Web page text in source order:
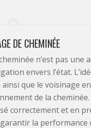
DE CHEMINÉE
n’est pas une
envers l’état.
que le voisinage
de la
correctement et en
la performance